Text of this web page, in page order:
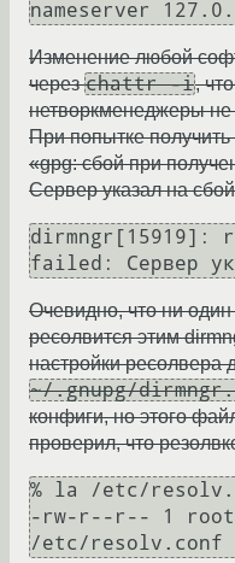
nameserver
Изменение любой
черезchattr -i,
нетворкменеджеры
При попытке
«gpg: сбой при
Сервер указал на
dirmngr[15919]:
failed: Сервер
Очевидно, что ни
ресолвится этим
настройки ресолвера
~/.gnupg/
конфиги, но этого
проверил, что
% la /etc/
-rw-r--r-- 1 root
/etc/resolv.conf